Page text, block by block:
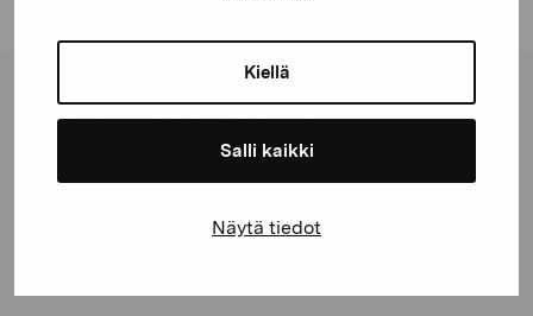
Kiellä
Salli kaikki
Näytä tiedot
Pro Artibus -säätiö
Kustaa Vaasan katu 11